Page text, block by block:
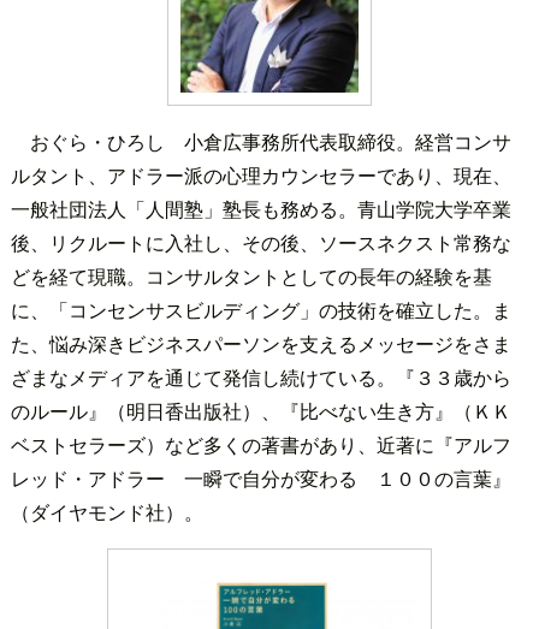
おぐら・ひろし 小倉広事務所代表取締役。経営コンサ
ルタント、アドラー派の心理カウンセラーであり、現在、
一般社団法人「人間塾」塾長も務める。青山学院大学卒業
後、リクルートに入社し、その後、ソースネクスト常務な
どを経て現職。コンサルタントとしての長年の経験を基
に、「コンセンサスビルディング」の技術を確立した。ま
た、悩み深きビジネスパーソンを支えるメッセージをさま
ざまなメディアを通じて発信し続けている。『３３歳から
のルール』（明日香出版社）、『比べない生き方』（ＫＫ
ベストセラーズ）など多くの著書があり、近著に『アルフ
レッド・アドラー 一瞬で自分が変わる １００の言葉』
（ダイヤモンド社）。